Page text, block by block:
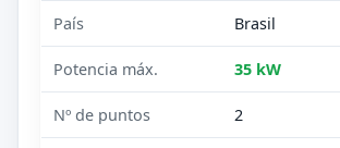
País Brasil
Potencia máx. 35 kW
Nº de puntos 2